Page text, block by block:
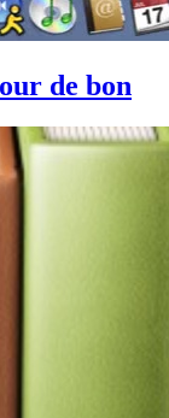
de bon